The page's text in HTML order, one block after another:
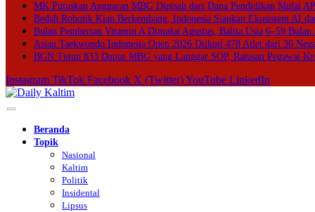
MK Putuskan Anggaran MBG Dipisah dari Dana Pendidikan Mulai
Bedah Robotik Kian Berkembang, Indonesia Siapkan Ekosistem AI
Bulan Pemberian Vitamin A Dimulai Agustus, Balita Usia 6–59 Bulan
Asian Taekwondo Indonesia Open 2026 Diikuti 478 Atlet dari 36
BGN Tutup 833 Dapur MBG yang Langgar SOP, Ratusan Pegawai
Instagram TikTok Facebook X (Twitter)YouTube LinkedIn
Beranda
Topik
Nasional
Kaltim
Politik
Insidental
Lipsus